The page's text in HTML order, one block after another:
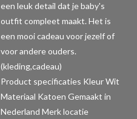
een leuk detail dat je baby's
outfit compleet maakt. Het is
een mooi cadeau voor jezelf of
voor andere ouders.
(kleding,cadeau)
Product specificaties Kleur Wit
Materiaal Katoen Gemaakt in
Nederland Merk locatie